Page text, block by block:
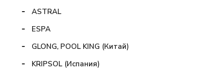
ASTRAL
ESPA
GLONG, POOL KING (Китай)
KRIPSOL (Испания)